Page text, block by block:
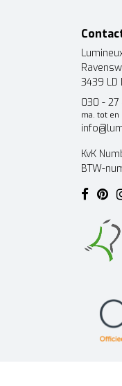
3439 LD
030 - 27
ma. tot en
KvK
BTW-